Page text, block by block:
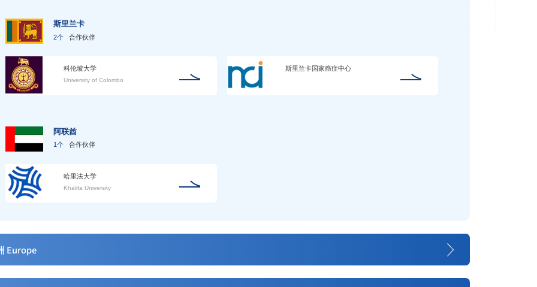
斯里兰卡
2个 合作伙伴
科伦坡大学
University of Colombo
斯里兰卡国家癌症中心
阿联酋
1个 合作伙伴
哈里法大学
Khalifa University
Europe